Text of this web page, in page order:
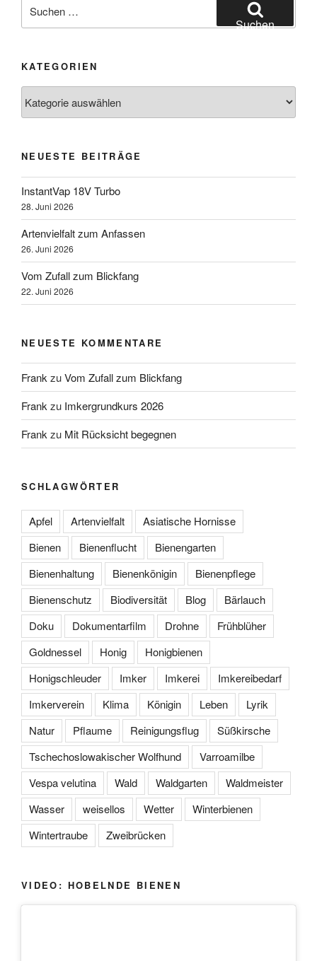
nach:
Suchen
KATEGORIEN
NEUESTE BEITRÄGE
InstantVap 18V Turbo
28. Juni 2026
Artenvielfalt zum Anfassen
26. Juni 2026
Vom Zufall zum Blickfang
22. Juni 2026
NEUESTE KOMMENTARE
Frank zuVom Zufall zum Blickfang
Frank zu Imkergrundkurs 2026
Frank zu Mit Rücksicht begegnen
SCHLAGWÖRTER
Apfel Artenvielfalt
Asiatische Hornisse
Bienen
Bienenflucht
Bienengarten
Bienenhaltung
Bienenkönigin
Bienenpflege
Bienenschutz
Biodiversität Blog
Bärlauch
Doku
Dokumentarfilm Drohne
Frühblüher
Goldnessel
Honig
Honigbienen
Honigschleuder
Imker Imkerei
Imkereibedarf
Imkerverein
Klima Königin Leben
Lyrik
Natur
Pflaume Reinigungsflug
Süßkirsche
Tschechoslowakischer Wolfhund
Varroamilbe
Vespa velutina
Wald Waldgarten
Waldmeister
Wasser
weisellos Wetter
Winterbienen
Wintertraube
Zweibrücken
VIDEO: HOBELNDE BIENEN